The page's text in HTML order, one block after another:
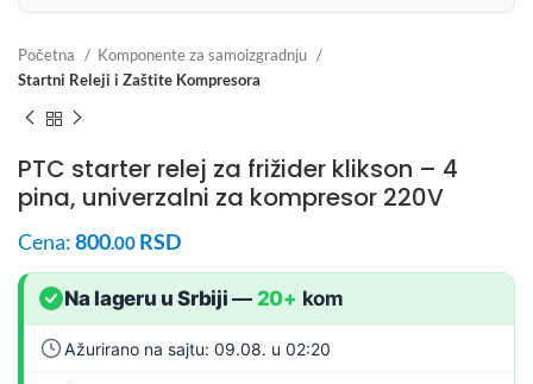
Početna
Komponente za samoizgradnju
Startni Releji i Zaštite Kompresora
PTC starter relej za frižider klikson – 4
pina, univerzalni za kompresor 220V
Cena:800.00 RSD
Na lageru u Srbiji — 20+ kom
Ažurirano na sajtu: 09.08. u 02:20